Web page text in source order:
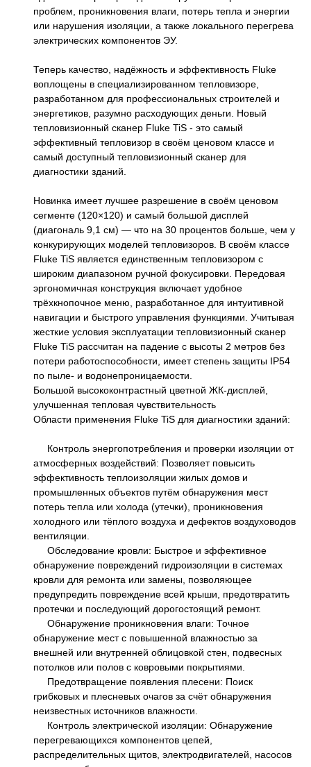
проблем, проникновения влаги, потерь тепла и энергии
или нарушения изоляции, а также локального перегрева
электрических компонентов ЭУ.
Теперь качество, надёжность и эффективность Fluke
воплощены в специализированном тепловизоре,
разработанном для профессиональных строителей и
энергетиков, разумно расходующих деньги. Новый
тепловизионный сканер Fluke TiS - это самый
эффективный тепловизор в своём ценовом классе и
самый доступный тепловизионный сканер для
диагностики зданий.
Новинка имеет лучшее разрешение в своём ценовом
сегменте (120×120) и самый большой дисплей
(диагональ 9,1 см) — что на 30 процентов больше, чем у
конкурирующих моделей тепловизоров. В своём классе
Fluke TiS является единственным тепловизором с
широким диапазоном ручной фокусировки. Передовая
эргономичная конструкция включает удобное
трёхкнопочное меню, разработанное для интуитивной
навигации и быстрого управления функциями. Учитывая
жесткие условия эксплуатации тепловизионный сканер
Fluke TiS рассчитан на падение с высоты 2 метров без
потери работоспособности, имеет степень защиты IP54
по пыле- и водонепроницаемости.
Большой высококонтрастный цветной ЖК-дисплей,
улучшенная тепловая чувствительность
Области применения Fluke TiS для диагностики зданий:
Контроль энергопотребления и проверки изоляции от
атмосферных воздействий: Позволяет повысить
эффективность теплоизоляции жилых домов и
промышленных объектов путём обнаружения мест
потерь тепла или холода (утечки), проникновения
холодного или тёплого воздуха и дефектов воздуховодов
вентиляции.
Обследование кровли: Быстрое и эффективное
обнаружение повреждений гидроизоляции в системах
кровли для ремонта или замены, позволяющее
предупредить повреждение всей крыши, предотвратить
протечки и последующий дорогостоящий ремонт.
Обнаружение проникновения влаги: Точное
обнаружение мест с повышенной влажностью за
внешней или внутренней облицовкой стен, подвесных
потолков или полов с ковровыми покрытиями.
Предотвращение появления плесени: Поиск
грибковых и плесневых очагов за счёт обнаружения
неизвестных источников влажности.
Контроль электрической изоляции: Обнаружение
перегревающихся компонентов цепей,
распределительных щитов, электродвигателей, насосов